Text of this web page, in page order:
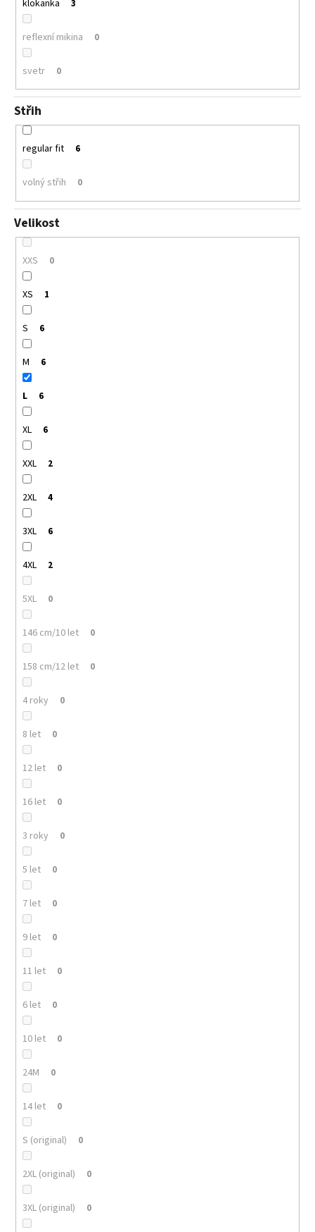
klokanka 3
reflexní mikina 0
svetr 0
Střih
regular fit 6
volný střih 0
Velikost
XXS 0
XS 1
S 6
M 6
L 6
XL 6
XXL 2
2XL 4
3XL 6
4XL 2
5XL 0
146 cm/10 let 0
158 cm/12 let 0
4 roky 0
8 let 0
12 let 0
16 let 0
3 roky 0
5 let 0
7 let 0
9 let 0
11 let 0
6 let 0
10 let 0
24M 0
14 let 0
S (original) 0
2XL (original) 0
3XL (original) 0